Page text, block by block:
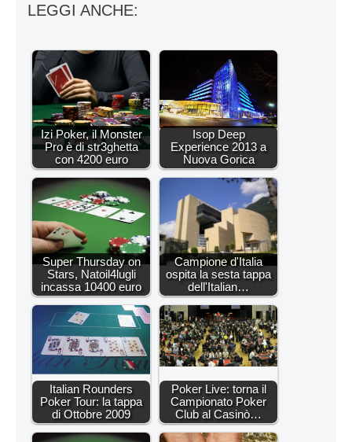
LEGGI ANCHE:
Izi Poker, il Monster
Pro è di str3ghetta
con 4200 euro
Isop Deep
Experience 2013 a
Nuova Gorica
Super Thursday on
Stars, Natoil4lugli
incassa 10400 euro
Campione d'Italia
ospita la sesta tappa
dell'Italian…
Italian Rounders
Poker Tour: la tappa
di Ottobre 2009
Poker Live: torna il
Campionato Poker
Club al Casinò…